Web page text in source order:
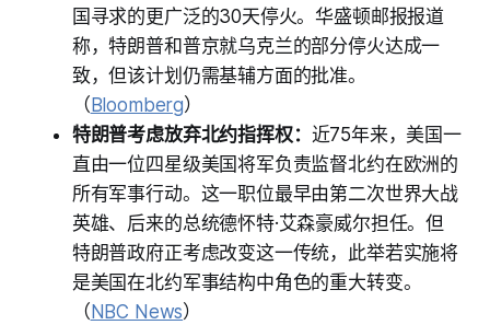
国寻求的更广泛的30天停火。华盛顿邮报报道
称，特朗普和普京就乌克兰的部分停火达成一
致，但该计划仍需基辅方面的批准。
（ Bloomberg）
特朗普考虑放弃北约指挥权： 近75年来，美国一
直由一位四星级美国将军负责监督北约在欧洲的
所有军事行动。这一职位最早由第二次世界大战
英雄、后来的总统德怀特·艾森豪威尔担任。但
特朗普政府正考虑改变这一传统，此举若实施将
是美国在北约军事结构中角色的重大转变。
（ NBC News）